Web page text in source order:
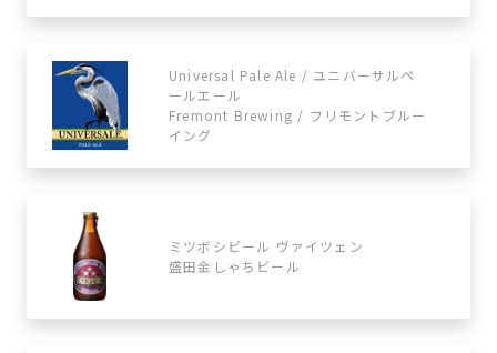
Universal Pale Ale / ユニバーサルペ
ールエール
Fremont Brewing / フリモントブルー
イング
ミツボシビール ヴァイツェン
盛田金しゃちビール